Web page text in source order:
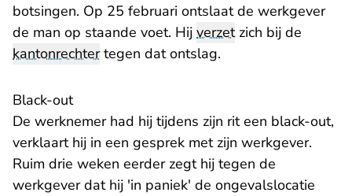
botsingen. Op 25 februari ontslaat de werkgever
de man op staande voet. Hij verzetzich bij de
kantonrechtertegen dat ontslag.
Black-out
De werknemer had hij tijdens zijn rit een black-out,
verklaart hij in een gesprek met zijn werkgever.
Ruim drie weken eerder zegt hij tegen de
werkgever dat hij 'in paniek' de ongevalslocatie